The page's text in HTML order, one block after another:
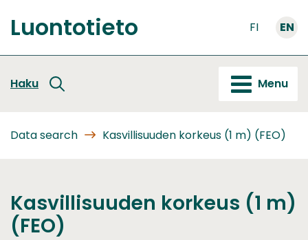
to
content
Front
Luontotieto FI EN
Haku Menu
Data search Kasvillisuuden korkeus (1 m) (FEO)
Kasvillisuuden korkeus (1 m)
(FEO)